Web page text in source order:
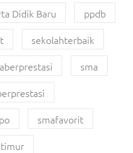
Didik Baru
ppdb
sekolahterbaik
sma
smafavorit
timur